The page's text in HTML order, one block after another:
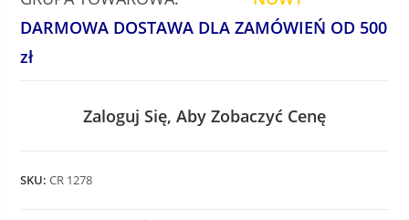
DARMOWA DOSTAWA DLA ZAMÓWIEŃ OD 500
zł
Zaloguj Się, Aby Zobaczyć Cenę
SKU:CR 1278